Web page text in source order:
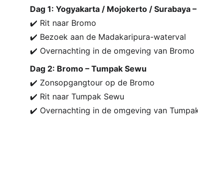
Dag 1: Yogyakarta / Mojokerto / Surabaya
✔️ Rit naar Bromo
✔️ Bezoek aan de Madakaripura-waterval
✔️ Overnachting in de omgeving van Bromo
Dag 2: Bromo – Tumpak Sewu
✔️ Zonsopgangtour op de Bromo
✔️ Rit naar Tumpak Sewu
✔️ Overnachting in de omgeving van